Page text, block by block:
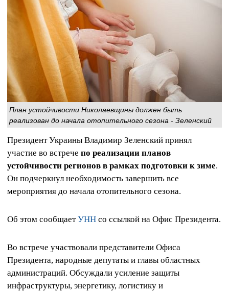
План устойчивости Николаевщины должен быть
реализован до начала отопительного сезона - Зеленский
Президент Украины Владимир Зеленский принял
участие во встрече по реализации планов
устойчивости регионов в рамках подготовки к зиме.
Он подчеркнул необходимость завершить все
мероприятия до начала отопительного сезона.
Об этом сообщаетУНН со ссылкой на Офис Президента.
Во встрече участвовали представители Офиса
Президента, народные депутаты и главы областных
администраций. Обсуждали усиление защиты
инфраструктуры, энергетику, логистику и